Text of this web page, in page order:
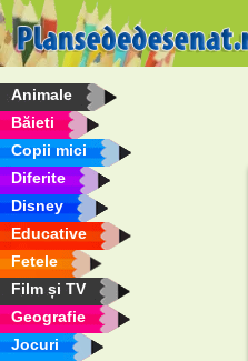
Animale
Băieti
Copii mici
Diferite
Disney
Educative
Fetele
Film și TV
Geografie
Jocuri